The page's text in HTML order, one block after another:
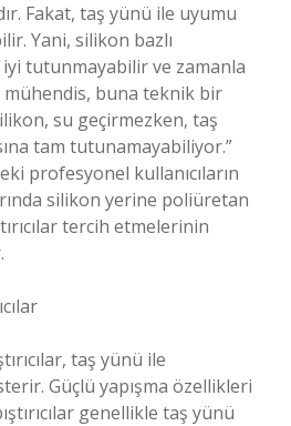
Fakat, taş yünü ile uyumu
Yani, silikon bazlı
iyi tutunmayabilir ve zamanla
mühendis, buna teknik bir
su geçirmezken, taş
tam tutunamayabiliyor.”
profesyonel kullanıcıların
silikon yerine poliüretan
tercih etmelerinin
taş yünü ile
Güçlü yapışma özellikleri
genellikle taş yünü